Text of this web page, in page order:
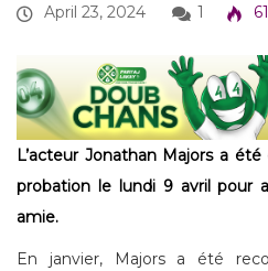
April 23, 2024 1
L’acteur Jonathan Majors a
probation le lundi 9 avril pour
amie.
En janvier, Majors a été